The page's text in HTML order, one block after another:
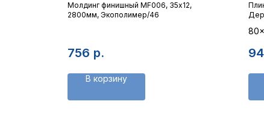
Молдинг финишный MF006, 35х12,
2800мм, Экополимер/46
756 р.
В корзину